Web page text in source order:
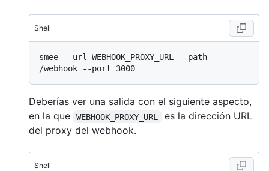
Shell
smee --url WEBHOOK_PROXY_URL --path
Deberías ver una salida con el siguiente aspecto,
en la que
WEBHOOK_PROXY_URL
es la dirección URL
del proxy del webhook.
Shell